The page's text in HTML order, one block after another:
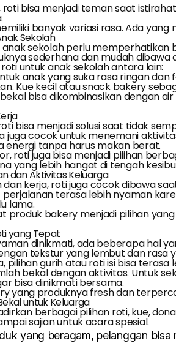
roti bisa menjadi teman saat
banyak variasi rasa. Ada
Sekolah
sekolah perlu memperhatikan
sederhana dan mudah dibawa
untuk anak sekolah antara lain:
anak yang suka rasa ringan
Kue kecil atau snack bakery
bisa dikombinasikan dengan
bisa menjadi solusi saat tidak
juga cocok untuk menemani
energi tanpa harus makan berat.
roti juga bisa menjadi pilihan
yang lebih hangat di tengah
dan Aktivitas Keluarga
dan kerja, roti juga cocok dibawa
terasa lebih nyaman
lama.
produk bakery menjadi pilihan
yang Tepat
dinikmati, ada beberapa hal
tekstur yang lembut dan rasa
pilihan gurih atau roti isi bisa terasa
bekal dengan aktivitas. Untuk
bisa dinikmati bersama.
yang produknya fresh dan
untuk Keluarga
berbagai pilihan roti, kue,
sajian untuk acara spesial.
yang beragam, pelanggan